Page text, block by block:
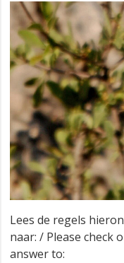
Lees de regels
naar: / Please check
answer to: